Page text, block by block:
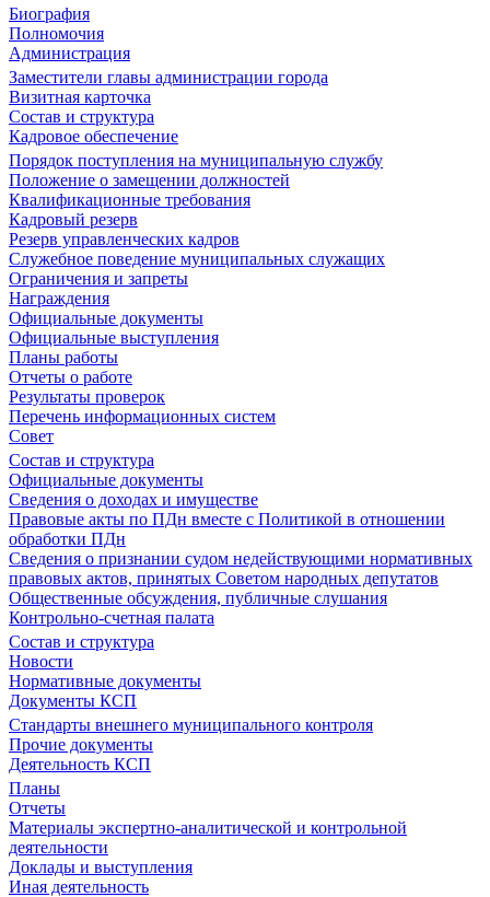
Биография
Полномочия
Администрация
Заместители главы администрации города
Визитная карточка
Состав и структура
Кадровое обеспечение
Порядок поступления на муниципальную службу
Положение о замещении должностей
Квалификационные требования
Кадровый резерв
Резерв управленческих кадров
Служебное поведение муниципальных служащих
Ограничения и запреты
Награждения
Официальные документы
Официальные выступления
Планы работы
Отчеты о работе
Результаты проверок
Перечень информационных систем
Совет
Состав и структура
Официальные документы
Сведения о доходах и имуществе
Правовые акты по ПДн вместе с Политикой в отношении
обработки ПДн
Сведения о признании судом недействующими нормативных
правовых актов, принятых Советом народных депутатов
Общественные обсуждения, публичные слушания
Контрольно-счетная палата
Состав и структура
Новости
Нормативные документы
Документы КСП
Стандарты внешнего муниципального контроля
Прочие документы
Деятельность КСП
Планы
Отчеты
Материалы экспертно-аналитической и контрольной
деятельности
Доклады и выступления
Иная деятельность